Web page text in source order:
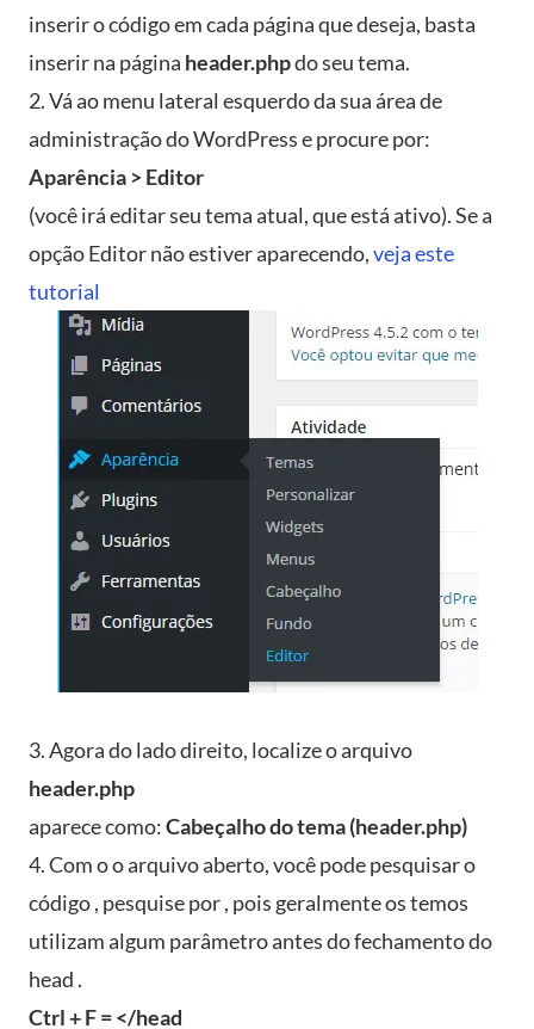
inserir o código em cada página que deseja, basta
inserir na página header.phpdo seu tema.
2. Vá ao menu lateral esquerdo da sua área de
administração do WordPress e procure por:
Aparência > Editor
(você irá editar seu tema atual, que está ativo). Se a
opção Editor não estiver aparecendo,veja este
tutorial
3. Agora do lado direito, localize o arquivo
header.php
aparece como:Cabeçalho do tema (header.php)
4. Com o o arquivo aberto, você pode pesquisar o
código , pesquise por , pois geralmente os temos
utilizam algum parâmetro antes do fechamento do
head .
Ctrl + F = </head